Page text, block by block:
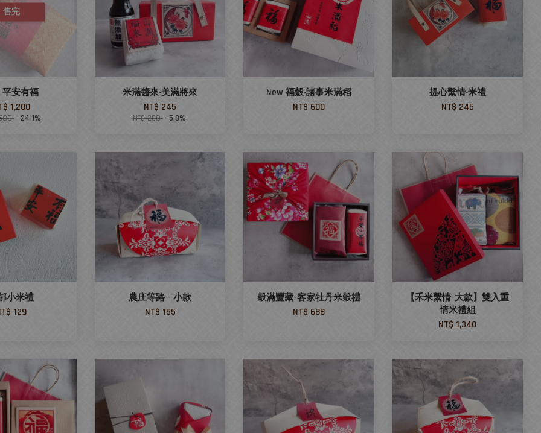
售完
平安有福
1,200
-24.1%
米滿醬來‧美滿將來
NT$ 245
NT$ 260 -5.8%
New 福穀‧諸事米滿稻
NT$ 600
提心繫情‧米禮
NT$ 245
小米禮
129
農庄等路 - 小款
NT$ 155
穀滿豐藏-客家牡丹米穀禮
NT$ 688
【禾米繫情-大款】雙入重
情米禮組
NT$ 1,340